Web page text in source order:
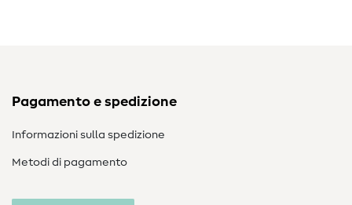
Pagamento e spedizione
Informazioni sulla spedizione
Metodi di pagamento